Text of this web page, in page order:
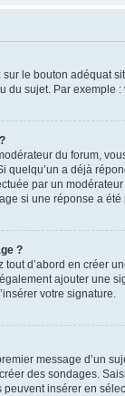
le bouton adéquat
du sujet. Par
du forum,
a déjà
par un
si une réponse a été
?
d’abord en créer
ajouter une
votre signature.
message d’un
des sondages.
insérer en